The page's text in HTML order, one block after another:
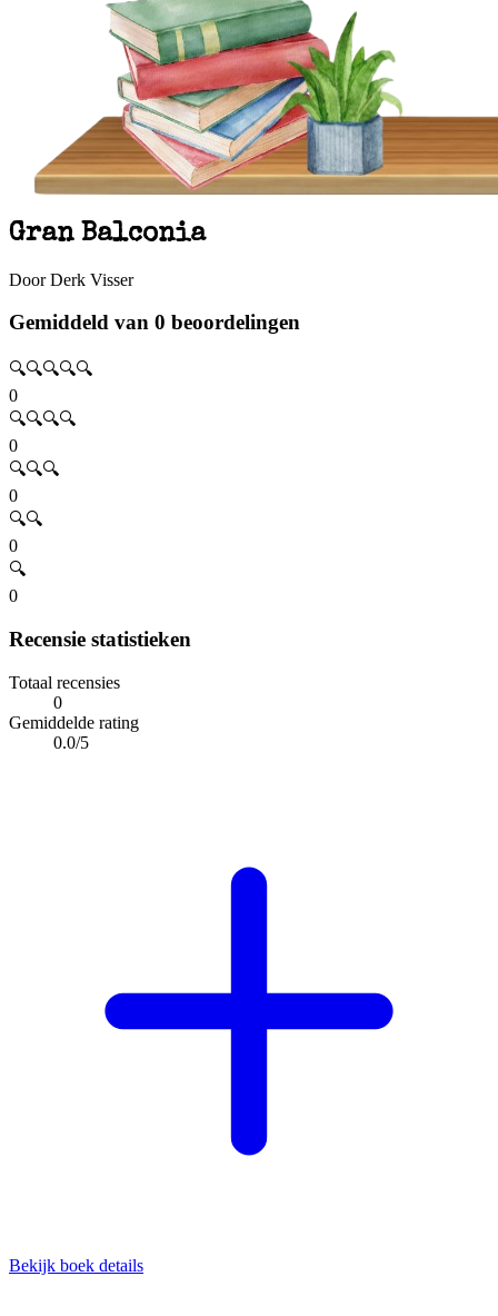
Gran Balconia
Door Derk Visser
Gemiddeld van 0 beoordelingen
🔍🔍🔍🔍🔍
0
🔍🔍🔍🔍
0
🔍🔍🔍
0
🔍🔍
0
🔍
0
Recensie statistieken
Totaal recensies
0
Gemiddelde rating
0.0/5
Bekijk boek details